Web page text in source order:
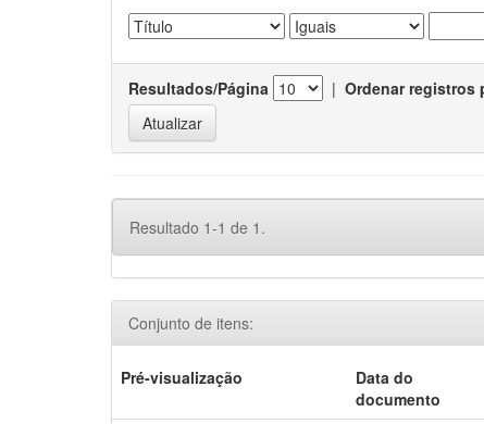
Resultados/Página | Ordenar registros
Resultado 1-1 de 1.
Conjunto de itens:
Pré-visualização
Data do
documento